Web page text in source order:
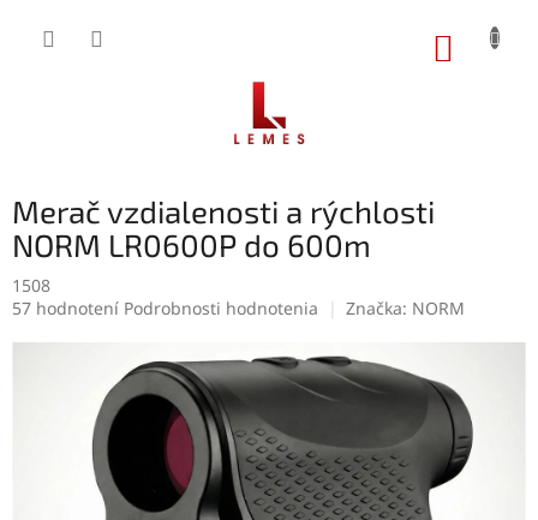
Merač vzdialenosti a rýchlosti
NORM LR0600P do 600m
1508
Priemerné
hviezdičiek.
57 hodnotení Podrobnosti hodnotenia Značka: NORM